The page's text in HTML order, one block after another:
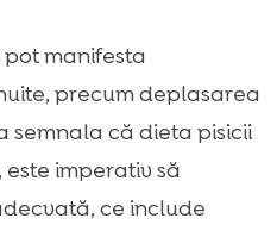
manifesta
precum deplasarea
semnala că dieta pisicii
imperativ să
ce include